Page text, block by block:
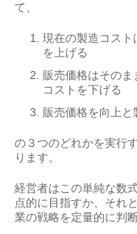
て、
現在の製造コス
を上げる
販売価格はその
コストを下げる
販売価格を向上と
の３つのどれかを実行
ります。
経営者はこの単純な数
点的に目指すか、それ
業の戦略を定量的に判